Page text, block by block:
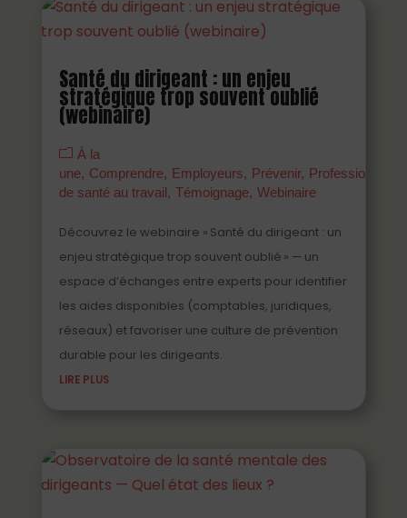
Santé du dirigeant : un enjeu
stratégique trop souvent oublié
(webinaire)
À la
une
Comprendre Employeurs Prévenir
Professionnels
de santé au travail Témoignage Webinaire
Découvrez le webinaire « Santé du dirigeant : un
enjeu stratégique trop souvent oublié » — un
espace d’échanges entre experts pour identifier
les aides disponibles (comptables, juridiques,
réseaux) et favoriser une culture de prévention
durable pour les dirigeants.
LIRE PLUS